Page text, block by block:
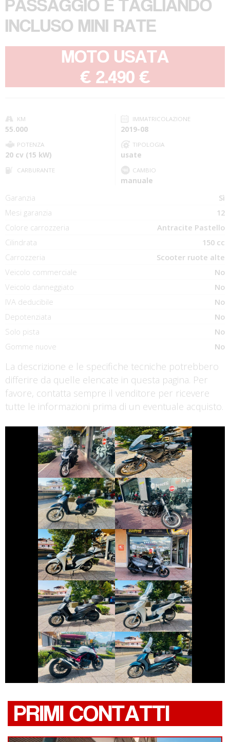
PASSAGGIO E TAGLIANDO
INCLUSO MINI RATE
MOTO USATA
€ 2.490 €
KM
55.000
IMMATRICOLAZIONE
2019-08
POTENZA
20 cv (15 kW)
TIPOLOGIA
usate
CARBURANTE CAMBIO
manuale
Garanzia
Sì
Mesi garanzia
12
Colore carrozzeria
Antracite Pastello
Cilindrata
150 cc
Carrozzeria
Scooter ruote alte
Veicolo commerciale
No
Veicolo danneggiato
No
IVA deducibile
No
Depotenziata
No
Solo pista
No
Gomme nuove
No
La descrizione e le specifiche tecniche potrebbero
differire da quelle elencate in questa pagina. Per
favore, contatta sempre il venditore per ricevere
tutte le informazioni prima di un eventuale acquisto.
HONDA SH
YAMAHA
TRACER
PIAGGIO LIBERTY
€ 1.650 €
BENELLI
LEONCINO
€ 3.490 €
HONDA SH
€ 2.890 €
SYM JOYRIDE
€ 4.190 €
PIAGGIO
BEVERLY
€ 2.990 €
HONDA SH
€ 3.790 €
HONDA HORNET
€ 5.990 €
PIAGGIO
BEVERLY
€ 3.990 €
PRIMI CONTATTI